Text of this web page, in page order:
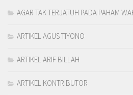
AGAR TAK TERJATUH PADA PAHAM
ARTIKEL AGUS TIYONO
ARTIKEL ARIF BILLAH
ARTIKEL KONTRIBUTOR